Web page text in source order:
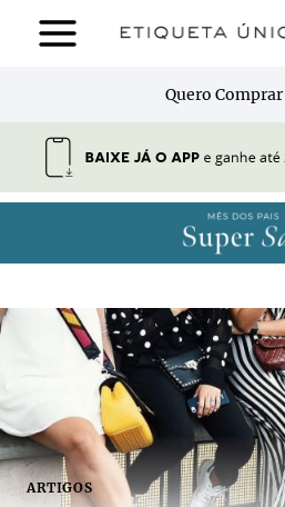
para
Quero Comprar
ARTIGOS